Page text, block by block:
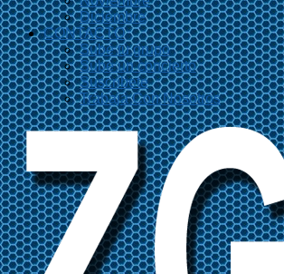
Diciembre
CONTACTO
Sube tu grupo
Sube un concierto
Suscríbete
Trabaja Con Nosotros